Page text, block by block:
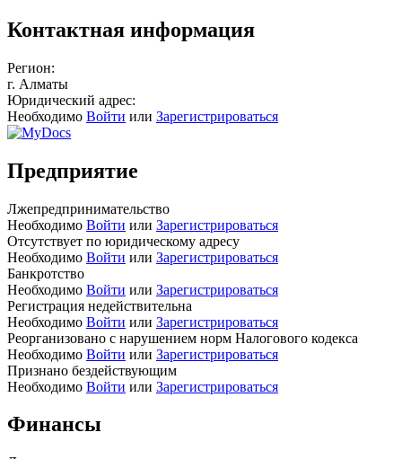
Контактная информация
Регион:
г. Алматы
Юридический адрес:
Необходимо Войти или Зарегистрироваться
Предприятие
Лжепредпринимательство
Необходимо Войти или Зарегистрироваться
Отсутствует по юридическому адресу
Необходимо Войти или Зарегистрироваться
Банкротство
Необходимо Войти или Зарегистрироваться
Регистрация недействительна
Необходимо Войти или Зарегистрироваться
Реорганизовано с нарушением норм Налогового кодекса
Необходимо Войти или Зарегистрироваться
Признано бездействующим
Необходимо Войти или Зарегистрироваться
Финансы